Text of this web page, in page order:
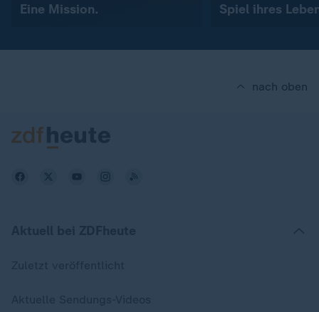
Eine Mission.
Spiel ihres
nach oben